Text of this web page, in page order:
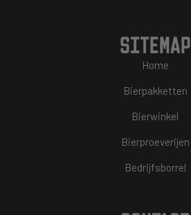
SITEMAP
Home
Bierpakketten
Bierwinkel
Bierproeverijen
Bedrijfsborrel